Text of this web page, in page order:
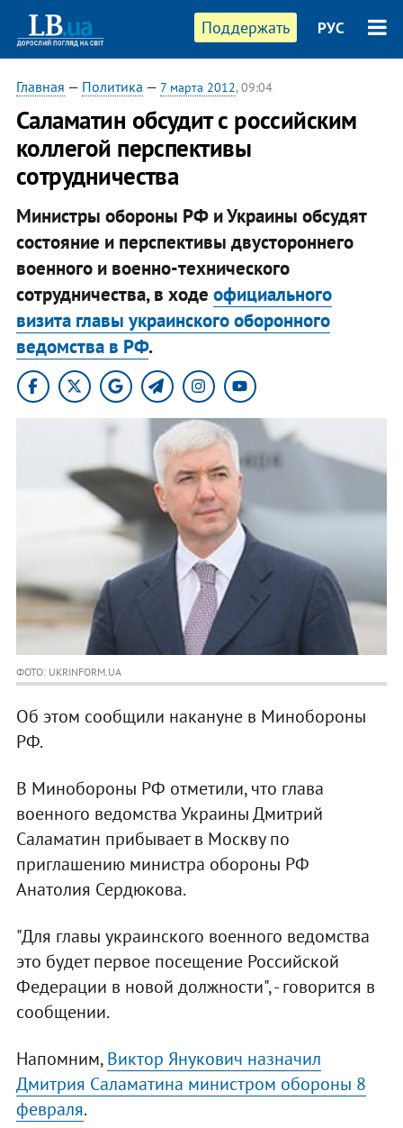
Поддержать РУС
Главная — Политика — 7 марта 2012, 09:04
​Саламатин обсудит с российским
коллегой перспективы
сотрудничества
Министры обороны РФ и Украины обсудят
состояние и перспективы двустороннего
военного и военно-технического
сотрудничества, в ходе официального
визита главы украинского оборонного
ведомства в РФ.
ФОТО: UKRINFORM.UA
Об этом сообщили накануне в Минобороны
РФ.
В Минобороны РФ отметили, что глава
военного ведомства Украины Дмитрий
Саламатин прибывает в Москву по
приглашению министра обороны РФ
Анатолия Сердюкова.
"Для главы украинского военного ведомства
это будет первое посещение Российской
Федерации в новой должности", - говорится в
сообщении.
Напомним,Виктор Янукович назначил
Дмитрия Саламатина министром обороны 8
февраля.